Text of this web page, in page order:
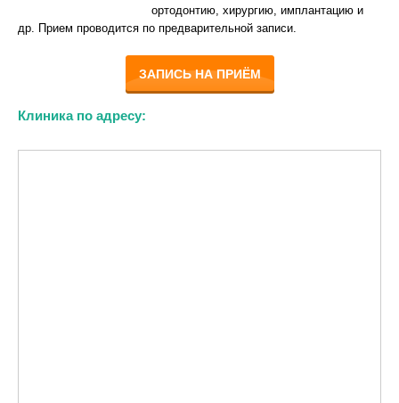
ортодонтию, хирургию, имплантацию и
др. Прием проводится по предварительной записи.
ЗАПИСЬ НА ПРИЁМ
Клиника по адресу: